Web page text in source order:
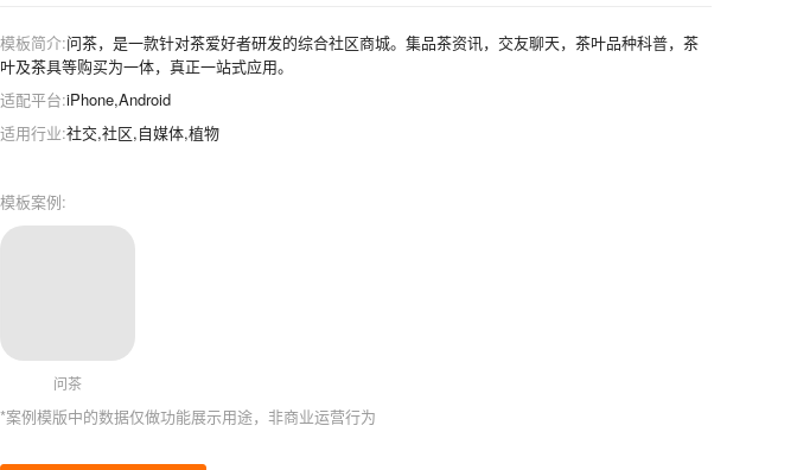
模板简介:问茶，是一款针对茶爱好者研发的综合社区商城。集品茶资讯，交友聊天，茶叶品种科普，茶
叶及茶具等购买为一体，真正一站式应用。
适配平台:iPhone,Android
适用行业:社交,社区,自媒体,植物
模板案例:
问茶
*案例模版中的数据仅做功能展示用途，非商业运营行为